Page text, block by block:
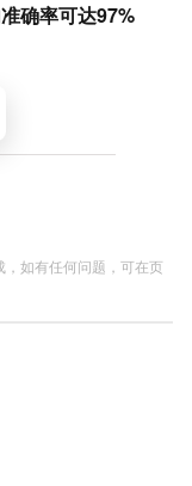
确率可达97%
如有任何问题，可在页